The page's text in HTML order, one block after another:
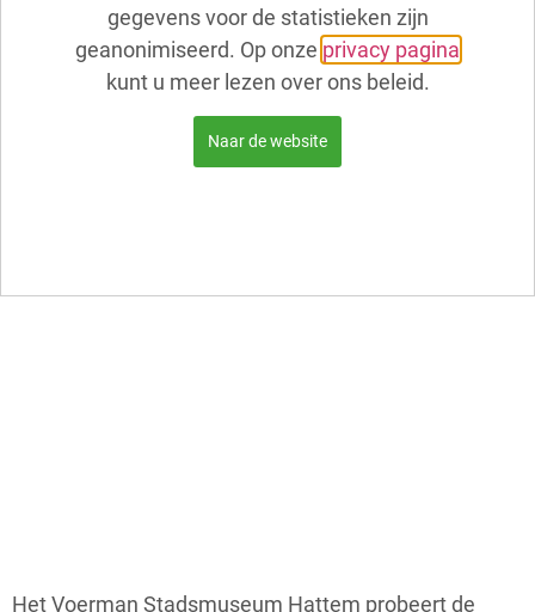
Het Voerman Stadsmuseum Hattem probeert de
gegevens voor de statistieken zijn
geanonimiseerd. Op onze privacy pagina
kunt u meer lezen over ons beleid.
Naar de website